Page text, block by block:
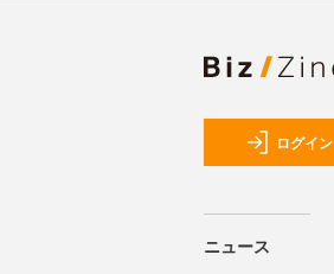
ログイン
ニュース